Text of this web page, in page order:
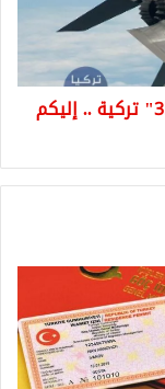
واشنطن تضع يدها على طائرات "إف 35" تركية .. إليكم